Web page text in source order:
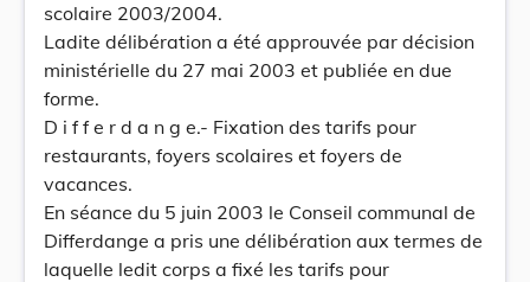
scolaire 2003/2004.
Ladite délibération a été approuvée par décision
ministérielle du 27 mai 2003 et publiée en due
forme.
D i f f e r d a n g e.- Fixation des tarifs pour
restaurants, foyers scolaires et foyers de
vacances.
En séance du 5 juin 2003 le Conseil communal de
Differdange a pris une délibération aux termes de
laquelle ledit corps a fixé les tarifs pour